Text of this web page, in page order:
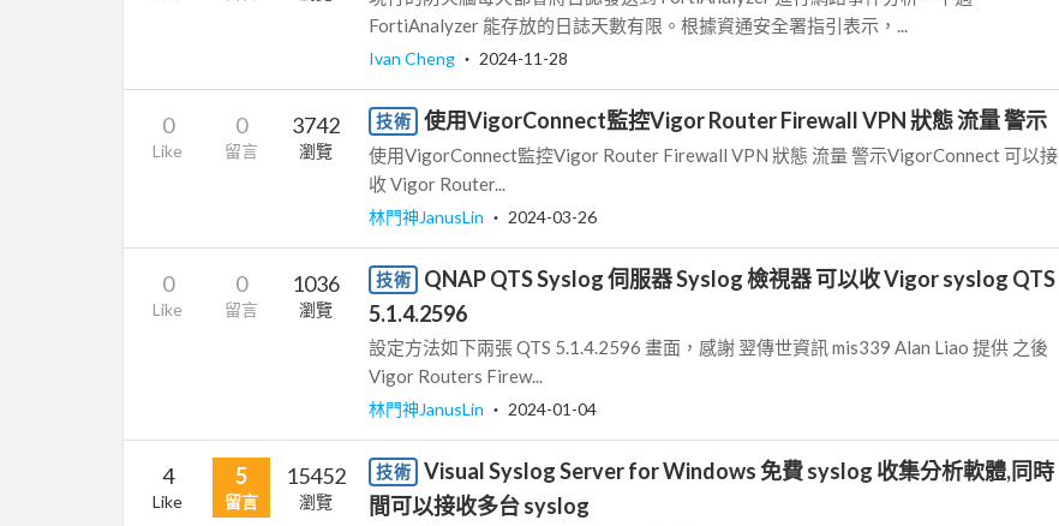
FortiAnalyzer 能存放的日誌天數有限。根據資通安全署指引表示，...
Ivan Cheng ‧ 2024-11-28
0
Like
0
留言
3742
瀏覽
技術 使用VigorConnect監控Vigor Router Firewall VPN 狀態 流量 警示
使用VigorConnect監控Vigor Router Firewall VPN 狀態 流量 警示VigorConnect 可以接
收 Vigor Router...
林門神JanusLin ‧ 2024-03-26
0
Like
0
留言
1036
瀏覽
技術
QNAP QTS Syslog 伺服器 Syslog 檢視器 可以收 Vigor syslog QTS
5.1.4.2596
設定方法如下兩張 QTS 5.1.4.2596 畫面，感謝 翌傳世資訊 mis339 Alan Liao 提供 之後
Vigor Routers Firew...
林門神JanusLin ‧ 2024-01-04
4
Like
5
留言
15452
瀏覽
技術
Visual Syslog Server for Windows 免費 syslog 收集分析軟體,同時
間可以接收多台 syslog